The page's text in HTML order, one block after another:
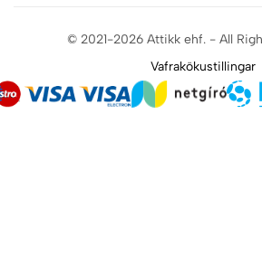
© 2021-2026 Attikk ehf. - All
Vafrakökustillingar